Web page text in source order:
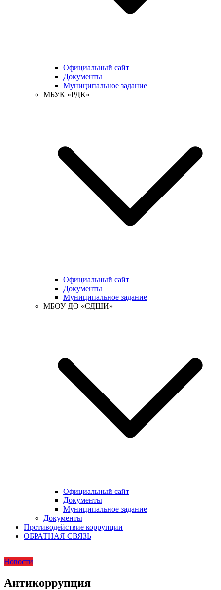
Официальный сайт
Документы
Муниципальное задание
МБУК «РДК»
Официальный сайт
Документы
Муниципальное задание
МБОУ ДО «СДШИ»
Официальный сайт
Документы
Муниципальное задание
Документы
Противодействие коррупции
ОБРАТНАЯ СВЯЗЬ
Новости
Антикоррупция